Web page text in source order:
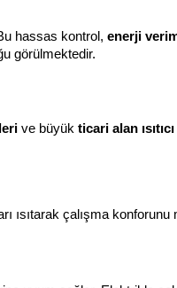
hassas kontrol, enerji
görülmektedir.
ve büyük ticari alan ısıtıcı
ısıtarak çalışma